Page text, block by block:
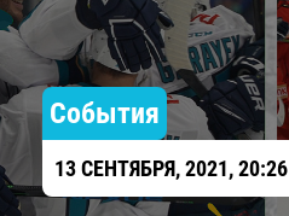
События
13 СЕНТЯБРЯ, 2021, 20:26